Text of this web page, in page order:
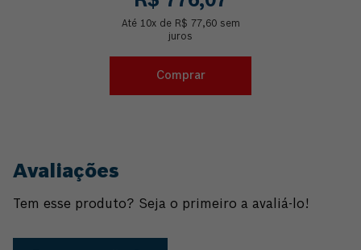
proporcionando cortes r...
Até 10x de R$ 77,60sem
juros
Comprar
Avaliações
Tem esse produto? Seja o primeiro a avaliá-lo!